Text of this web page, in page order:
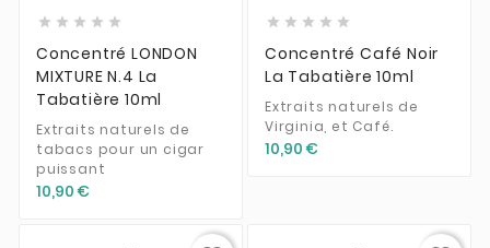
    
Concentré LONDON
MIXTURE N.4 La
Tabatière 10ml
Extraits naturels de
tabacs pour un cigar
puissant
10,90 €
    
Concentré Café Noir
La Tabatière 10ml
Extraits naturels de
Virginia, et Café.
10,90 €